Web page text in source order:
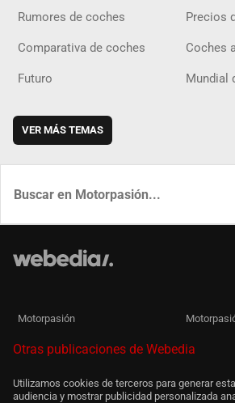
Rumores de coches Precios
Comparativa de coches Coches
Futuro Mundial
VER MÁS TEMAS
Motorpasión
Otras publicaciones de Webedia
Utilizamos cookies de terceros para generar
audiencia y mostrar publicidad personalizada